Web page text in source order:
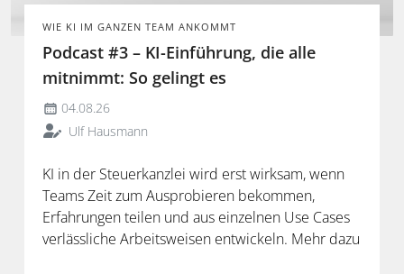
WIE KI IM GANZEN TEAM ANKOMMT
Podcast #3 – KI-Einführung, die alle
mitnimmt: So gelingt es
04.08.26
Ulf Hausmann
KI in der Steuerkanzlei wird erst wirksam, wenn
Teams Zeit zum Ausprobieren bekommen,
Erfahrungen teilen und aus einzelnen Use Cases
verlässliche Arbeitsweisen entwickeln. Mehr dazu